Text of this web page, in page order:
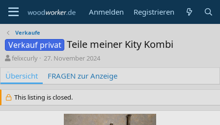
Anmelden Registrieren
Verkaufe
Verkauf privat Teile meiner Kity Kombi
A
t
o
felixcurly
C
a
i
o
27. November 2024
Übersicht FRAGEN zur Anzeige
This listing is closed.